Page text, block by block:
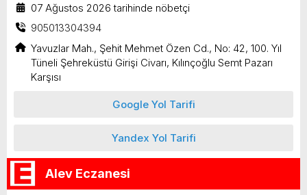
07 Ağustos 2026 tarihinde nöbetçi
905013304394
Yavuzlar Mah., Şehit Mehmet Özen Cd., No: 42, 100. Yıl
Tüneli Şehreküstü Girişi Civarı, Kılınçoğlu Semt Pazarı
Karşısı
Google Yol Tarifi
Yandex Yol Tarifi
Alev Eczanesi